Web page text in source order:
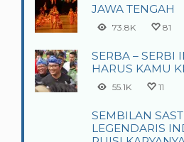
JAWA TENGAH
73.8K 81
SERBA – SERBI
HARUS KAMU
55.1K 11
SEMBILAN
LEGENDARIS